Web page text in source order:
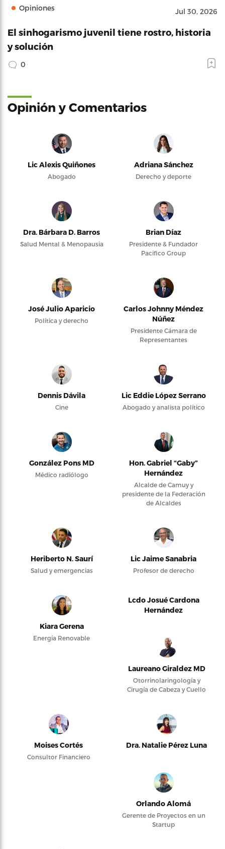
Opiniones Jul 30, 2026
El sinhogarismo juvenil tiene rostro, historia
y solución
0
Opinión y Comentarios
Lic Alexis Quiñones
Abogado
Adriana Sánchez
Derecho y deporte
Dra. Bárbara D. Barros
Salud Mental & Menopausia
Brian Díaz
Presidente & Fundador
Pacifico Group
José Julio Aparicio
Política y derecho
Carlos Johnny Méndez
Núñez
Presidente Cámara de
Representantes
Dennis Dávila
Cine
Lic Eddie López Serrano
Abogado y analista político
González Pons MD
Médico radiólogo
Hon. Gabriel “Gaby”
Hernández
Alcalde de Camuy y
presidente de la Federación
de Alcaldes
Heriberto N. Saurí
Salud y emergencias
Lic Jaime Sanabria
Profesor de derecho
Kiara Gerena
Energía Renovable
Lcdo Josué Cardona
Hernández
Laureano Giraldez MD
Otorrinolaringología y
Cirugía de Cabeza y Cuello
Moises Cortés
Consultor Financiero
Dra. Natalie Pérez Luna
Orlando Alomá
Gerente de Proyectos en un
Startup